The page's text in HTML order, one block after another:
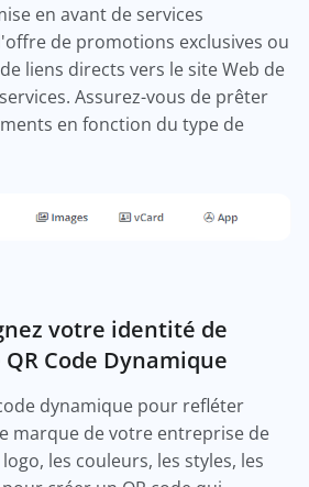
en avant de services
de promotions exclusives ou
liens directs vers le site Web de
Assurez-vous de prêter
en fonction du type de
votre identité de
Code Dynamique
dynamique pour refléter
marque de votre entreprise de
les couleurs, les styles, les